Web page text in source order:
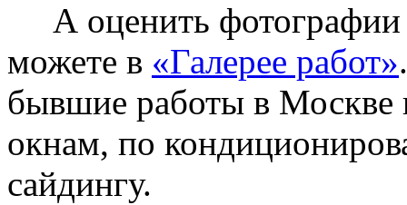
А оценить фотографии
можете в «Галерее работ»
бывшие работы в Москве
окнам, по
сайдингу.